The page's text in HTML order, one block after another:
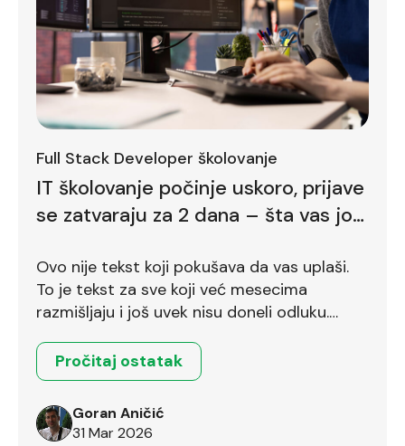
Full Stack Developer školovanje
IT školovanje počinje uskoro, prijave
se zatvaraju za 2 dana – šta vas još
Ovo nije tekst koji pokušava da vas uplaši.
To je tekst za sve koji već mesecima
razmišljaju i još uvek nisu doneli odluku.
Pročitaj ostatak
Goran Aničić
31 Mar 2026